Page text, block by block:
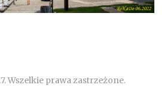
Wszelkie prawa zastrzeżone.